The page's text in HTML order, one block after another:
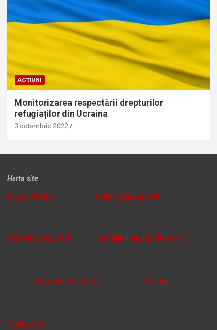
ACȚIUNI
Monitorizarea respectării drepturilor
refugiaților din Ucraina
3 octombrie 2022
Harta site
PREZENTARE CUM SESIZEZ AVP
ACTIVITATEA AVP DOMENII DE ACTIVITATE
RELAȚII CU PRESA RESURSE
CONTACT